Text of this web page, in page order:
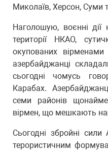
Миколаїв, Херсон, Суми
Наголошую, воєнні дії
території НКАО,
окупованих
азербайджанці
сьогодні чомусь
Карабах.
семи районів
вірмен, що мешкають
Сьогодні збройні
терористичним